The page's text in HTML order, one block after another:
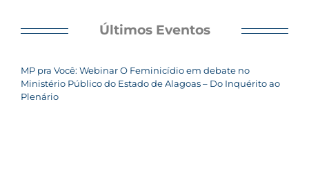
Últimos Eventos
MP pra Você: Webinar O Feminicídio em debate no
Ministério Público do Estado de Alagoas – Do Inquérito ao
Plenário